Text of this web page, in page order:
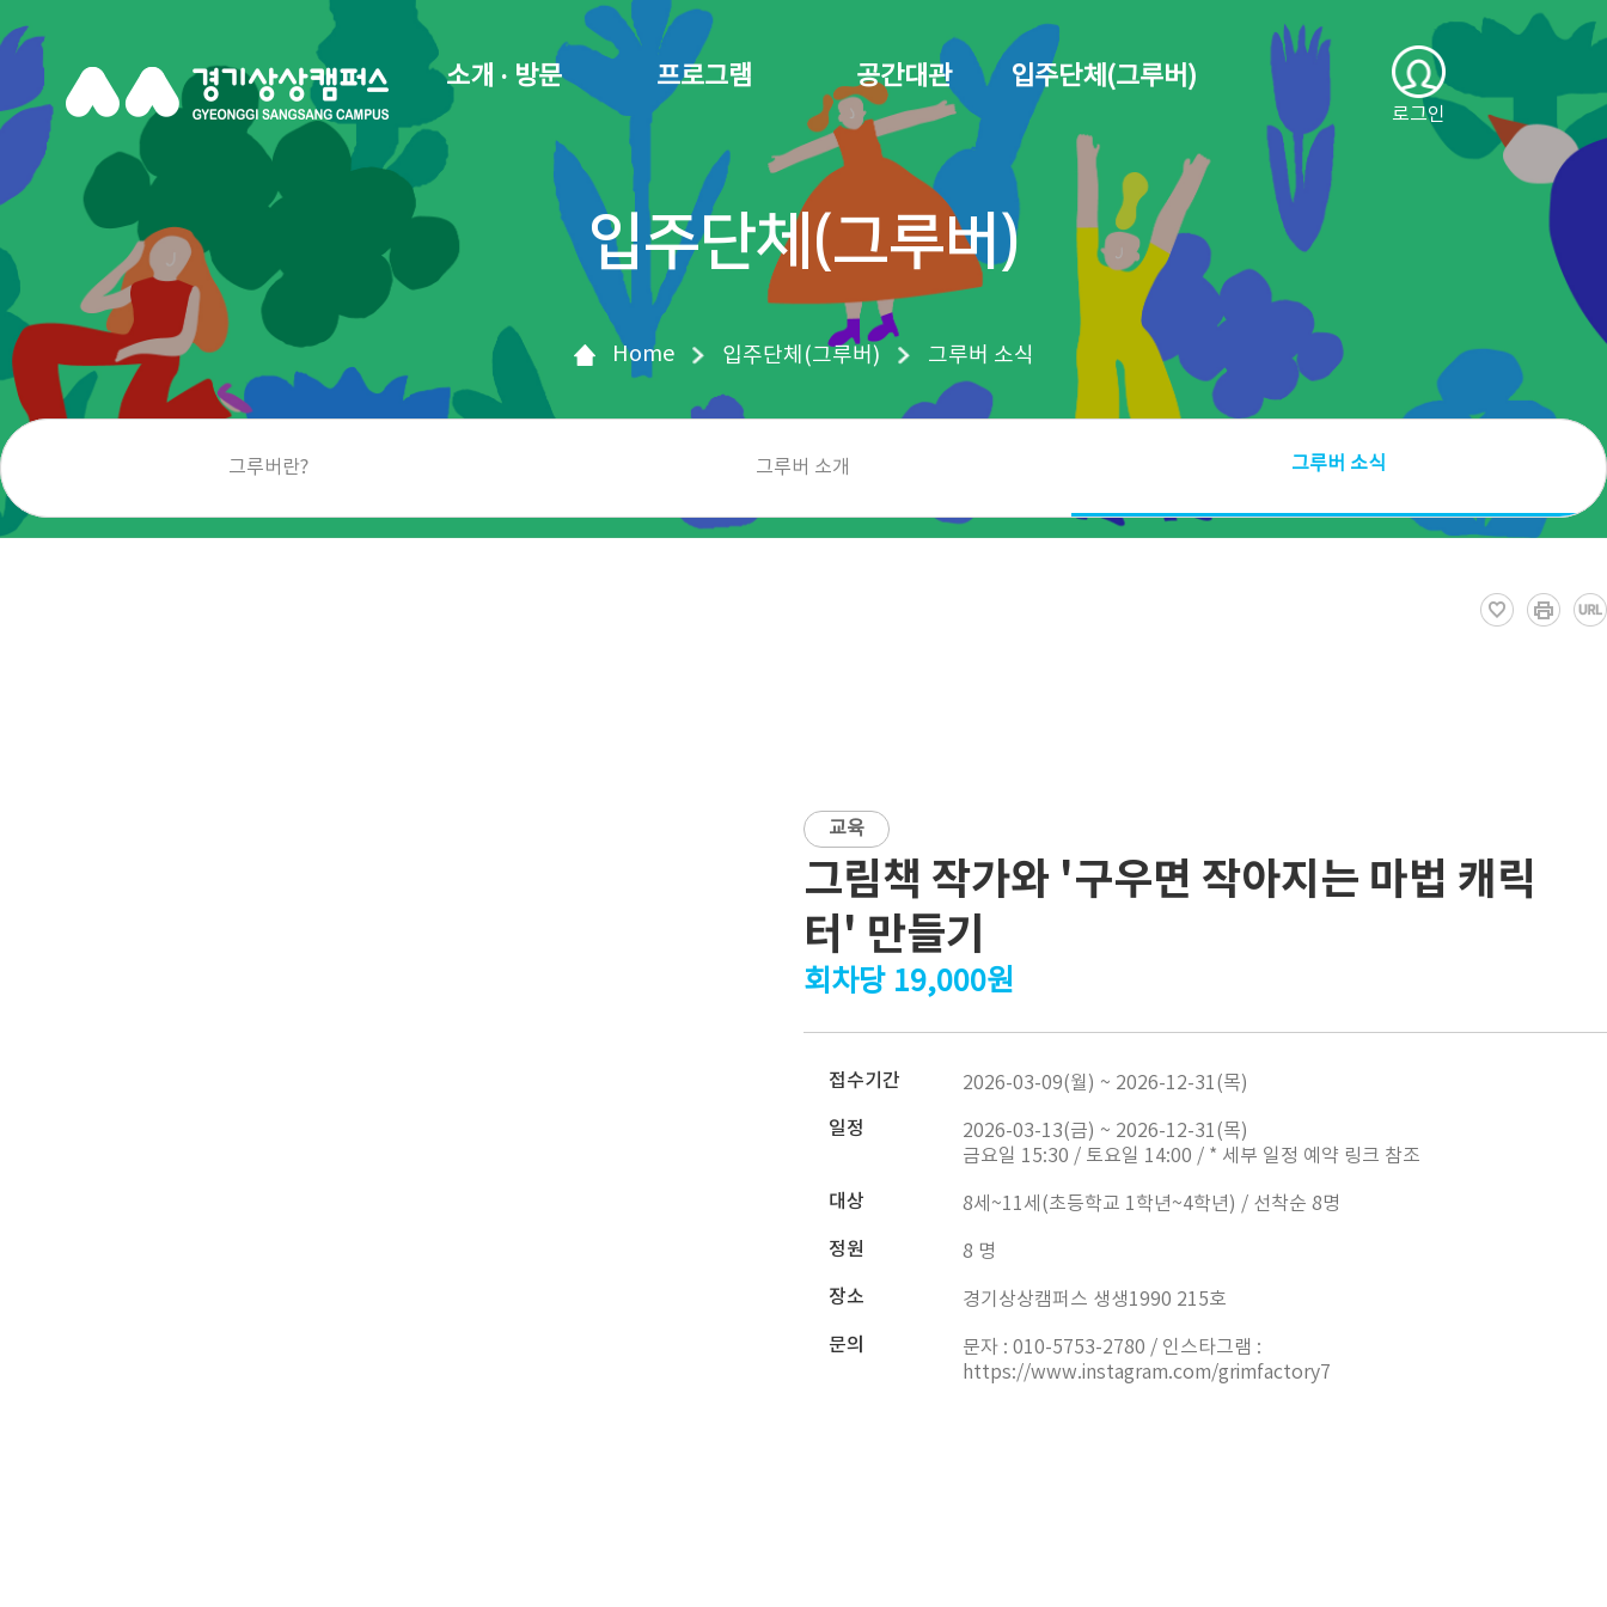
소개 · 방문 프로그램 공간대관 입주단체(그루버)
로그인
입주단체(그루버)
Home 입주단체(그루버) 그루버 소식
그루버란? 그루버 소개 그루버 소식
교육
그림책 작가와 '구우면 작아지는 마법 캐릭
터' 만들기
회차당 19,000원
접수기간 2026-03-09(월) ~ 2026-12-31(목)
일정
2026-03-13(금) ~ 2026-12-31(목)
금요일 15:30 / 토요일 14:00 / * 세부 일정 예약 링크 참조
대상 8세~11세(초등학교 1학년~4학년) / 선착순 8명
정원 8 명
장소 경기상상캠퍼스 생생1990 215호
문의
문자 : 010-5753-2780 / 인스타그램 :
https://www.instagram.com/grimfactory7